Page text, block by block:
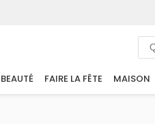
BEAUTÉ FAIRE LA FÊTE MAISON